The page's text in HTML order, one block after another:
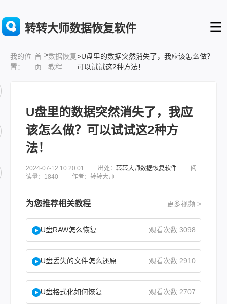
转转大师数据恢复软件
我的位
置：
首
页
>数据恢复
教程
>U盘里的数据突然消失了，我应该怎么做？
可以试试这2种方法！
U盘里的数据突然消失了，我应
该怎么做？可以试试这2种方
法！
2024-07-12 10:20:01 出处： 转转大师数据恢复软件 阅
读量：1840 作者：转转大师
为您推荐相关教程 更多视频 >
U盘RAW怎么恢复 观看次数:3098
U盘丢失的文件怎么还原 观看次数:2910
U盘格式化如何恢复 观看次数:2707